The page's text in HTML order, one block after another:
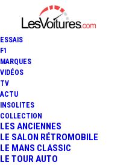
ESSAIS
F1
MARQUES
VIDÉOS
TV
ACTU
INSOLITES
COLLECTION
LES ANCIENNES
LE SALON RÉTROMOBILE
LE MANS CLASSIC
LE TOUR AUTO
DU 19 AU 21